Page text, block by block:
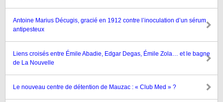
Antoine Marius Décugis, gracié en 1912 contre l’inoculation d’un sérum
antipesteux
Liens croisés entre Émile Abadie, Edgar Degas, Émile Zola… et le bagne
de La Nouvelle
Le nouveau centre de détention de Mauzac : « Club Med » ?